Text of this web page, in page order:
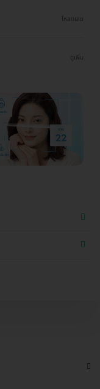
โหลดเลย
ดูเพิ่ม